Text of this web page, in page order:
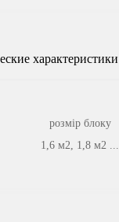
характеристики
розмір блоку
1,6 м2, 1,8 м2 ...